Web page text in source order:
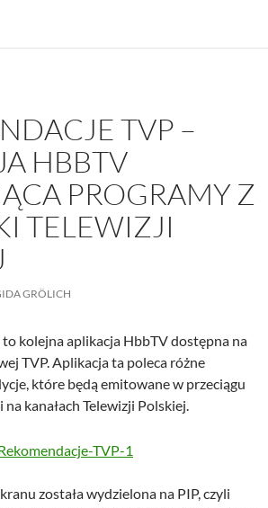
TVP –
HBBTV
PROGRAMY Z
TELEWIZJI
GRÖLICH
to kolejna aplikacja HbbTV dostępna na
TVP. Aplikacja ta poleca różne
które będą emitowane w przeciągu
kanałach Telewizji Polskiej.
została wydzielona na PIP, czyli